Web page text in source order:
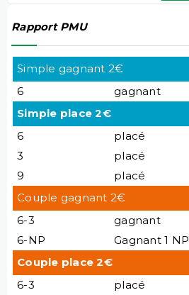
Rapport PMU
Simple gagnant 2€
6
gagnant
Simple place 2€
6
placé
3
placé
9
placé
Couple gagnant 2€
6-3
gagnant
6-NP
Gagnant 1 NP
Couple place 2€
6-3
placé